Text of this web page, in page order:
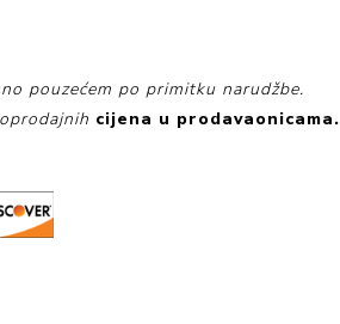
pouzećem po primitku narudžbe.
cijena u prodavaonicama.